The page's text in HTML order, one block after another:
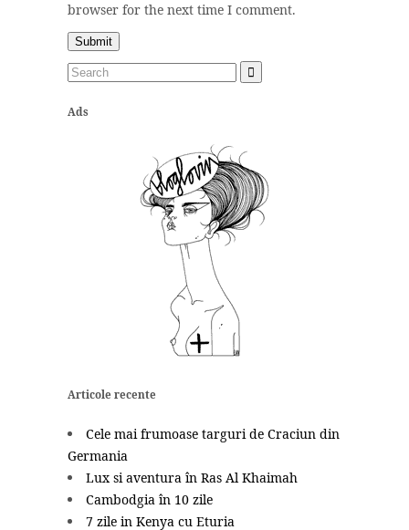
browser for the next time I comment.
Ads
Articole recente
Cele mai frumoase targuri de Craciun din
Germania
Lux si aventura în Ras Al Khaimah
Cambodgia în 10 zile
7 zile in Kenya cu Eturia